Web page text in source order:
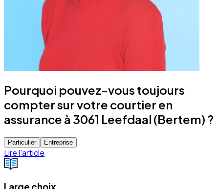
Pourquoi pouvez-vous toujours
compter sur votre courtier en
assurance à 3061 Leefdaal (Bertem) ?
Particulier Entreprise
Lire l'article
Large choix